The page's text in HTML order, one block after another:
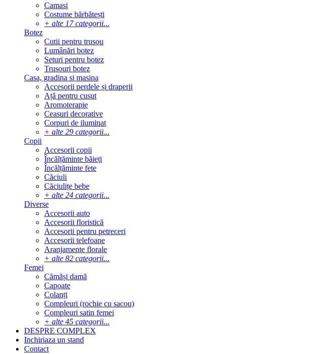
Camasi
Costume bărbătești
+ alte 17 categorii...
Botez
Cutii pentru trusou
Lumânări botez
Seturi pentru botez
Trusouri botez
Casa, gradina si masina
Accesorii perdele și draperii
Ață pentru cusut
Aromoterapie
Ceasuri decorative
Corpuri de iluminat
+ alte 29 categorii...
Copii
Accesorii copii
Încălțăminte băieți
Încălțăminte fete
Căciuli
Căciulițe bebe
+ alte 24 categorii...
Diverse
Accesorii auto
Accesorii floristică
Accesorii pentru petreceri
Accesorii telefoane
Aranjamente florale
+ alte 82 categorii...
Femei
Cămăși damă
Capoate
Colanți
Compleuri (rochie cu sacou)
Compleuri satin femei
+ alte 45 categorii...
DESPRE COMPLEX
Inchiriaza un stand
Contact